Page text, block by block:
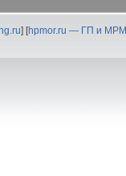
] [hpmor.ru — ГП и МРМ